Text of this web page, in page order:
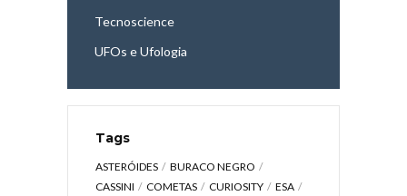
Tecnoscience
UFOs e Ufologia
Tags
ASTERÓIDES
BURACO NEGRO
CASSINI
COMETAS CURIOSITY
ESA